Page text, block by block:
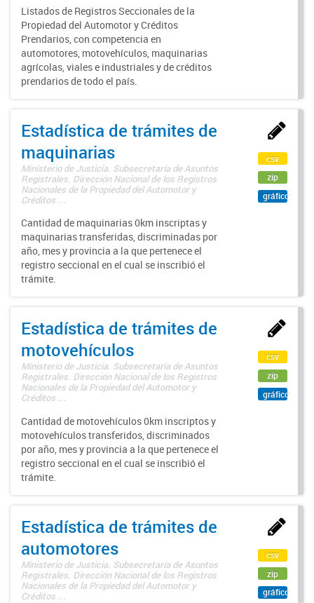
Listados de Registros Seccionales de la
Propiedad del Automotor y Créditos
Prendarios, con competencia en
automotores, motovehículos, maquinarias
agrícolas, viales e industriales y de créditos
prendarios de todo el país.
Estadística de trámites de
maquinarias
Ministerio de Justicia. Subsecretaría de Asuntos
Registrales. Dirección Nacional de los Registros
Nacionales de la Propiedad del Automotor y
Créditos ...
Cantidad de maquinarias 0km inscriptas y
maquinarias transferidas, discriminadas por
año, mes y provincia a la que pertenece el
registro seccional en el cual se inscribió el
trámite.
csv
zip
gráfico
Estadística de trámites de
motovehículos
Ministerio de Justicia. Subsecretaría de Asuntos
Registrales. Dirección Nacional de los Registros
Nacionales de la Propiedad del Automotor y
Créditos ...
Cantidad de motovehículos 0km inscriptos y
motovehículos transferidos, discriminados
por año, mes y provincia a la que pertenece el
registro seccional en el cual se inscribió el
trámite.
csv
zip
gráfico
Estadística de trámites de
automotores
Ministerio de Justicia. Subsecretaría de Asuntos
Registrales. Dirección Nacional de los Registros
Nacionales de la Propiedad del Automotor y
Créditos ...
csv
zip
gráfico